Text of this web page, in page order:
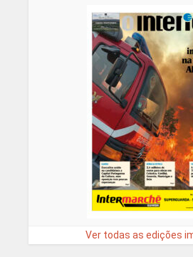
Ver todas as edições